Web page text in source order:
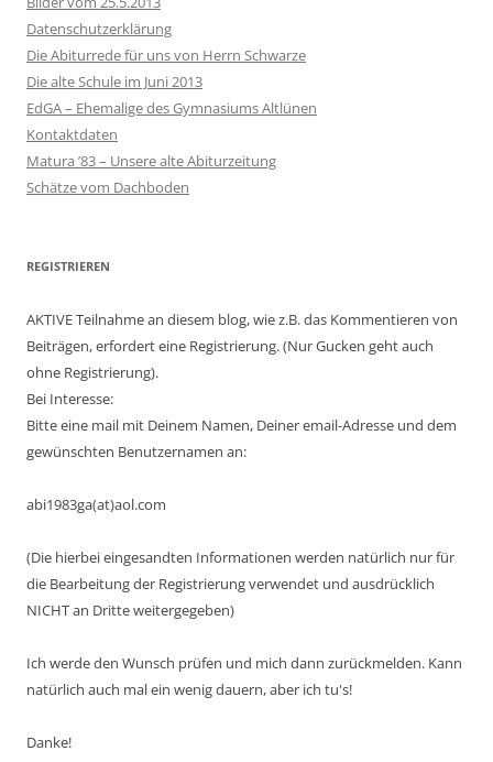
Datenschutzerklärung
Die Abiturrede für uns von Herrn Schwarze
Die alte Schule im Juni 2013
EdGA – Ehemalige des Gymnasiums Altlünen
Kontaktdaten
Matura ’83 – Unsere alte Abiturzeitung
Schätze vom Dachboden
REGISTRIEREN
AKTIVE Teilnahme an diesem blog, wie z.B. das Kommentieren von
Beiträgen, erfordert eine Registrierung. (Nur Gucken geht auch
ohne Registrierung).
Bei Interesse:
Bitte eine mail mit Deinem Namen, Deiner email-Adresse und dem
gewünschten Benutzernamen an:
abi1983ga(at)aol.com
(Die hierbei eingesandten Informationen werden natürlich nur für
die Bearbeitung der Registrierung verwendet und ausdrücklich
NICHT an Dritte weitergegeben)
Ich werde den Wunsch prüfen und mich dann zurückmelden. Kann
natürlich auch mal ein wenig dauern, aber ich tu's!
Danke!